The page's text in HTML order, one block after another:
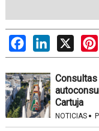
FacebookLinkedIn
X
Cartuja
NOTICIAS ·